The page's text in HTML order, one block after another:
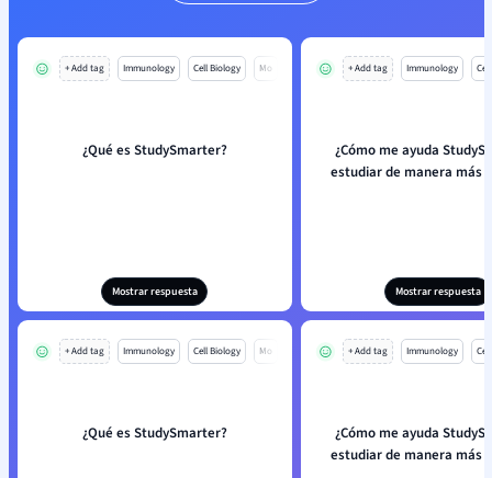
+ Add tag Immunology Cell Biology Mo
¿Qué es StudySmarter?
Mostrar respuesta
+ Add tag Immunology
¿Cómo me ayuda
estudiar de manera más
Mostrar respuesta
+ Add tag Immunology Cell Biology Mo
¿Qué es StudySmarter?
+ Add tag Immunology
¿Cómo me ayuda
estudiar de manera más